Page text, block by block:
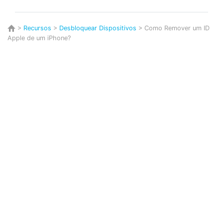
> Recursos > Desbloquear Dispositivos > Como Remover um ID
Apple de um iPhone?